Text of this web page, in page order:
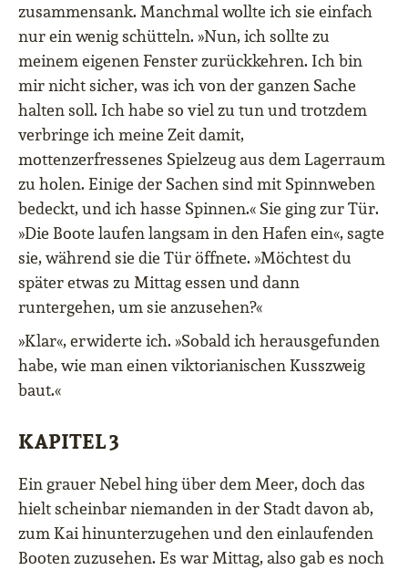
zusammensank. Manchmal wollte ich sie einfach
nur ein wenig schütteln. »Nun, ich sollte zu
meinem eigenen Fenster zurückkehren. Ich bin
mir nicht sicher, was ich von der ganzen Sache
halten soll. Ich habe so viel zu tun und trotzdem
verbringe ich meine Zeit damit,
mottenzerfressenes Spielzeug aus dem Lagerraum
zu holen. Einige der Sachen sind mit Spinnweben
bedeckt, und ich hasse Spinnen.« Sie ging zur Tür.
»Die Boote laufen langsam in den Hafen ein«, sagte
sie, während sie die Tür öffnete. »Möchtest du
später etwas zu Mittag essen und dann
runtergehen, um sie anzusehen?«
»Klar«, erwiderte ich. »Sobald ich herausgefunden
habe, wie man einen viktorianischen Kusszweig
baut.«
KAPITEL 3
Ein grauer Nebel hing über dem Meer, doch das
hielt scheinbar niemanden in der Stadt davon ab,
zum Kai hinunterzugehen und den einlaufenden
Booten zuzusehen. Es war Mittag, also gab es noch